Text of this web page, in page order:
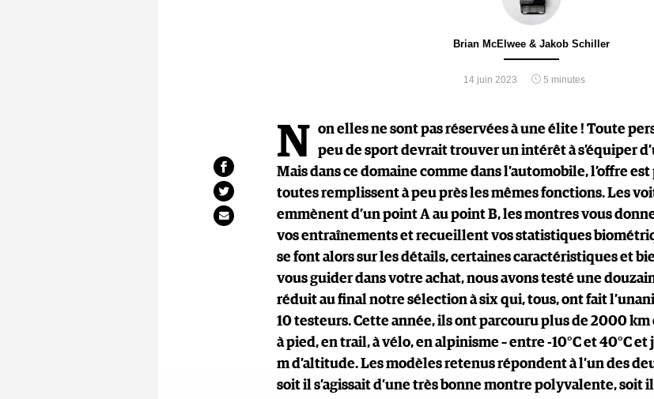
Brian McElwee & Jakob Schiller
14 juin 2023 5 minutes
N on elles ne sont pas réservées à une élite ! Toute
peu de sport devrait trouver un intérêt à s’équiper
Mais dans ce domaine comme dans l’automobile, l’offre
toutes remplissent à peu près les mêmes fonctions. Les
emmènent d’un point A au point B, les montres vous
vos entraînements et recueillent vos statistiques
se font alors sur les détails, certaines caractéristiques et
vous guider dans votre achat, nous avons testé une
réduit au final notre sélection à six qui, tous, ont fait
10 testeurs. Cette année, ils ont parcouru plus de 2000 km
à pied, en trail, à vélo, en alpinisme – entre -10°C et 40°C
m d’altitude. Les modèles retenus répondent à l’un des
soit il s’agissait d’une très bonne montre polyvalente, soit